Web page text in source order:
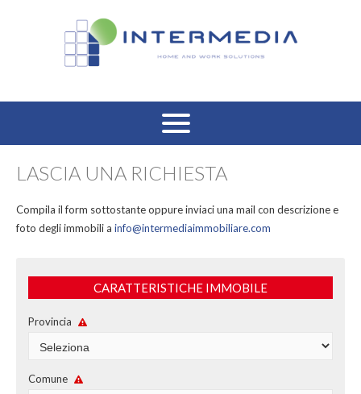
HOME
VENDITA RESIDENZIALE
VENDITA COMMERCIALE
AFFITTO COMMERCIALE
LASCIA UNA RICHIESTA
Compila il form sottostante oppure inviaci una mail con descrizione e
foto degli immobili a info@intermediaimmobiliare.com
CARATTERISTICHE IMMOBILE
Provincia
Comune